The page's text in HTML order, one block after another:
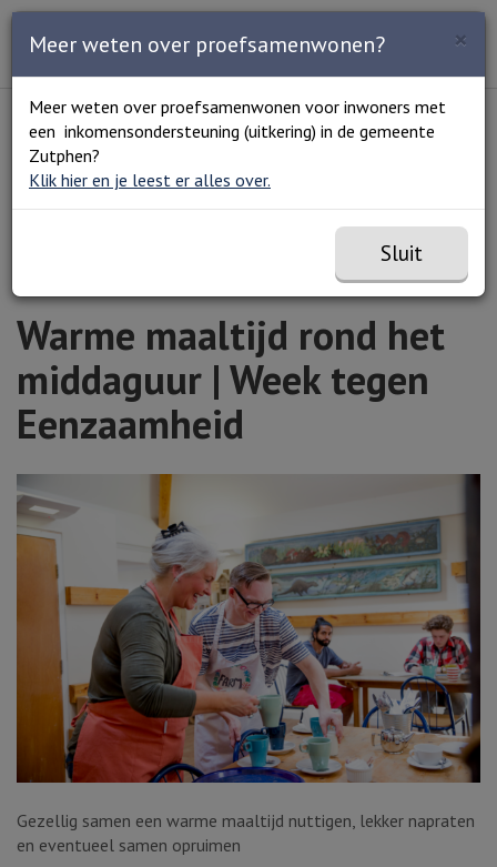
Open en sluit het
Menu
Lees voor
Uitleg woorden
Simpele tekst
Home Agenda
Week tegen Eenzaamheid
Warme maaltijd rond het
middaguur | Week tegen
Eenzaamheid
Gezellig samen een warme maaltijd nuttigen, lekker napraten
en eventueel samen opruimen
×
Meer weten over proefsamenwonen?
Meer weten over proefsamenwonen voor inwoners met
een inkomensondersteuning (uitkering) in de gemeente
Zutphen?
Klik hier en je leest er alles over.
Sluit